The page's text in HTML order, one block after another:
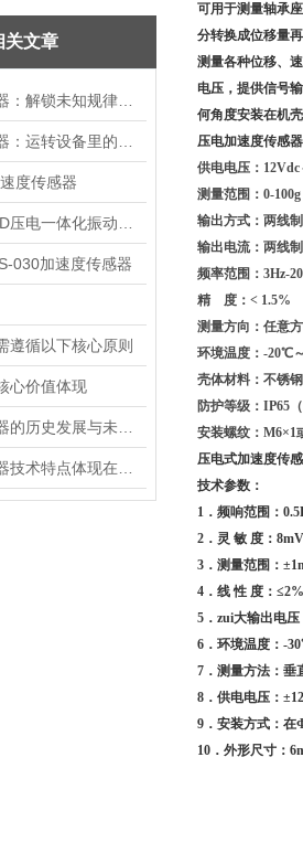
关文章
度传感器
030加速度传感器
遵循以下核心原则
心价值体现
可用于测量轴承
分转换成位移量
测量各种位移、
电压，提供信号
何角度安装在机
压电加速度传感
供电电压：
测量范围：0-
输出方式：两线制
输出电流：两线
频率范围：3Hz-
精 度：< 1.5%
测量方向：任意
环境温度：-20℃
壳体材料：不锈
防护等级：IP65
安装螺纹：M6×1
压电式加速度传
技术参数：
1．频响范围：
2．灵 敏 度：
3．测量范围：
4．线 性 度：≤2%
5．zui大输出电
6．环境温度：-
7．测量方法：垂
8．供电电压：
9．安装方式：在
10．外形尺寸：